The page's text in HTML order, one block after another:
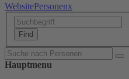
WebsitePersonenx
Hauptmenu